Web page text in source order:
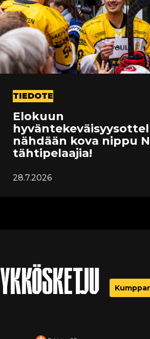
TIEDOTE
Elokuun
nähdään kova nippu
tähtipelaajia!
28.7.2026
YKKÖSKETJU